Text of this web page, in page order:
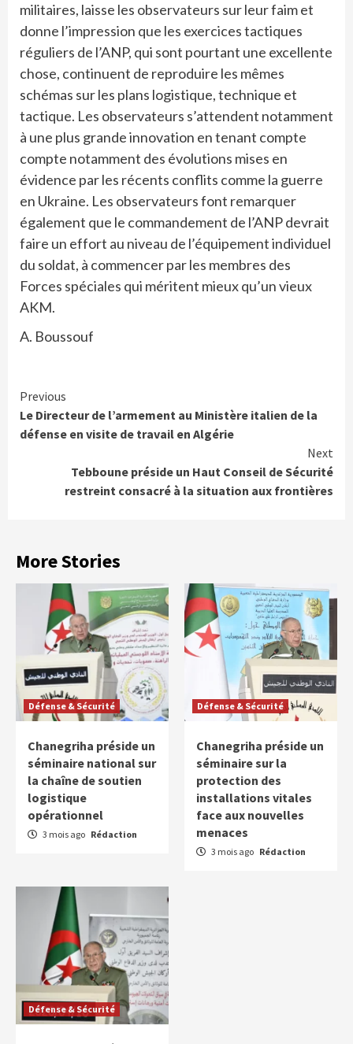
militaires, laisse les observateurs sur leur faim et
donne l’impression que les exercices tactiques
réguliers de l’ANP, qui sont pourtant une excellente
chose, continuent de reproduire les mêmes
schémas sur les plans logistique, technique et
tactique. Les observateurs s’attendent notamment
à une plus grande innovation en tenant compte
compte notamment des évolutions mises en
évidence par les récents conflits comme la guerre
en Ukraine. Les observateurs font remarquer
également que le commandement de l’ANP devrait
faire un effort au niveau de l’équipement individuel
du soldat, à commencer par les membres des
Forces spéciales qui méritent mieux qu’un vieux
AKM.
A. Boussouf
Continue
Reading
Previous
Le Directeur de l’armement au Ministère italien de la
défense en visite de travail en Algérie
Next
Tebboune préside un Haut Conseil de Sécurité
restreint consacré à la situation aux frontières
More Stories
Défense & Sécurité
Chanegriha préside un
séminaire national sur
la chaîne de soutien
logistique
opérationnel
3 mois ago Rédaction
Défense & Sécurité
Chanegriha préside un
séminaire sur la
protection des
installations vitales
face aux nouvelles
menaces
3 mois ago Rédaction
Défense & Sécurité